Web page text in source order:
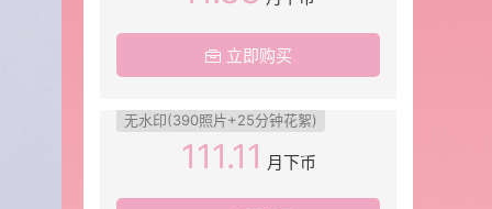
立即购买
无水印(390照片+25分钟花絮)
111.11 月下币